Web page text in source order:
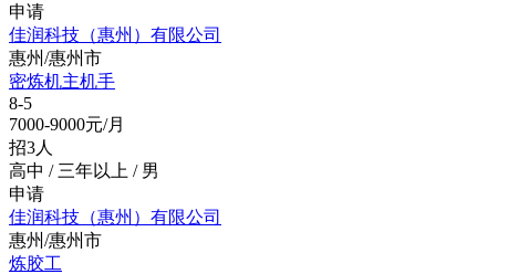
申请
佳润科技（惠州）有限公司
惠州/惠州市
密炼机主机手
8-5
7000-9000元/月
招3人
高中 / 三年以上 / 男
申请
佳润科技（惠州）有限公司
惠州/惠州市
炼胶工